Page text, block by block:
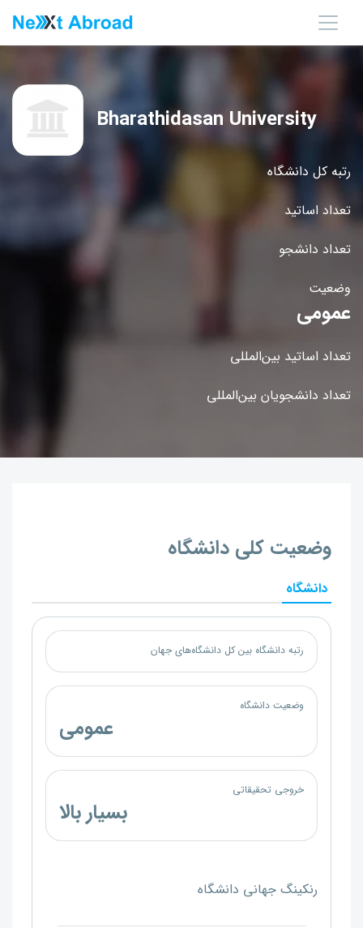
رتبه کل دانشگاه
تعداد اساتید
تعداد دانشجو
وضعیت
عمومی
تعداد اساتید بین‌المللی
تعداد دانشجویان بین‌المللی
Bharathidasan University
وضعیت کلی دانشگاه
دانشگاه
رتبه دانشگاه بین کل دانشگاه‌های جهان
وضعیت دانشگاه
عمومی
خروجی تحقیقاتی
بسیار بالا
رنکینگ جهانی دانشگاه